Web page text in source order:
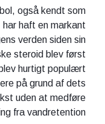
også kendt som
haft en markant
verden siden sin
steroid blev først
hurtigt populært
på grund af dets
uden at medføre
fra vandretention.